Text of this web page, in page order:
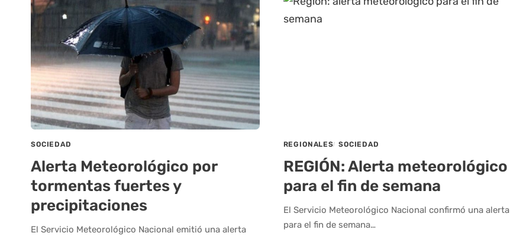
SOCIEDAD
Alerta Meteorológico por
tormentas fuertes y
precipitaciones
El Servicio Meteorológico Nacional emitió una alerta
REGIONALES SOCIEDAD
REGIÓN: Alerta meteorológico
para el fin de semana
El Servicio Meteorológico Nacional confirmó una alerta
para el fin de semana…